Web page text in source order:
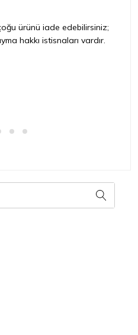
ürünü iade edebilirsiniz;
hakkı istisnaları vardır.